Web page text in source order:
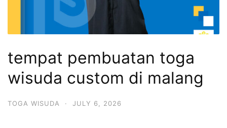
tempat pembuatan toga
wisuda custom di malang
TOGA WISUDA · JULY 6, 2026